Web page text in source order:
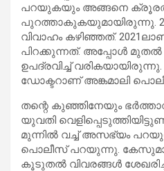
പറയുകയും അങ്ങനെ
പുറത്താകുകയുമായിരുന്നു.
വിവാഹം കഴിഞ്ഞത്.
പിറക്കുന്നത്. അപ്പോള്‍
ഉപദ്രവിച്ച്
ഡോക്ടറാണ് അങ്കമാലി
തന്റെ കുഞ്ഞിനേയും ഭര്‍ത്താവ്
യുവതി
മുന്നില്‍ വച്ച് അസഭ്യം
പൊലീസ് പറയുന്നു.
കൂടുതല്‍ വിവരങ്ങള്‍